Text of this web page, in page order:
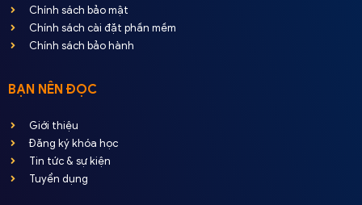
Chính sách bảo mật
Chính sách cài đặt phần mềm
Chính sách bảo hành
BẠN NÊN ĐỌC
Giới thiệu
Đăng ký khóa học
Tin tức & sự kiện
Tuyển dụng